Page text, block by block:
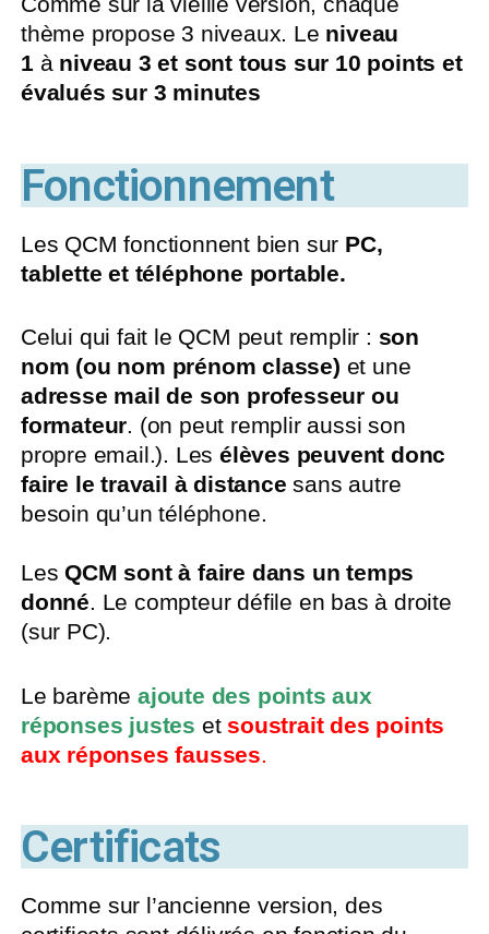
thème propose 3 niveaux. Le niveau
1à niveau 3 et sont tous sur 10 points et
évalués sur 3 minutes
Fonctionnement
Les QCM fonctionnent bien sur PC,
tablette et téléphone portable.
Celui qui fait le QCM peut remplir : son
nom (ou nom prénom classe) et une
adresse mail de son professeur ou
formateur. (on peut remplir aussi son
propre email.). Les élèves peuvent donc
faire le travail à distance sans autre
besoin qu’un téléphone.
Les QCM sont à faire dans un temps
donné. Le compteur défile en bas à droite
(sur PC).
Le barème ajoute des points aux
réponses justes et soustrait des points
aux réponses fausses.
Certificats
Comme sur l’ancienne version, des